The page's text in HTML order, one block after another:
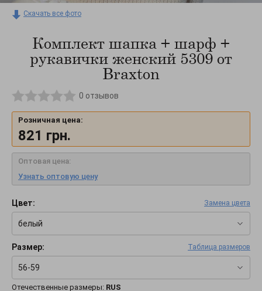
Скачать все фото
Комплект шапка + шарф +
рукавички женский 5309 от
Braxton
0 отзывов
Розничная цена:
821 грн.
Оптовая цена:
Узнать оптовую цену
Цвет: Замена цвета
белый
Размер: Таблица размеров
56-59
Отечественные размеры: RUS